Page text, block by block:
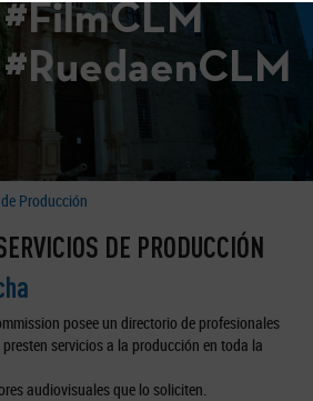
#FilmCLM
#RuedaenCLM
Producción
DE PRODUCCIÓN
posee un directorio de profesionales
servicios a la producción en toda la
audiovisuales que lo soliciten.